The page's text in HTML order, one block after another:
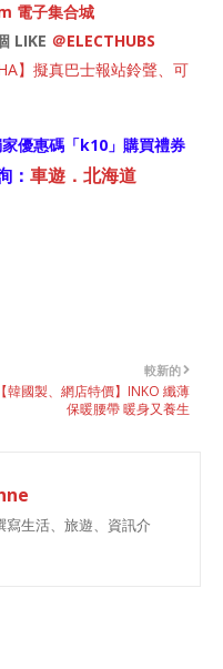
電子集合城
LIKE ＠ELECTHUBS
】擬真巴士報站鈴聲、可
優惠碼「k10 」購買禮券
： 車遊．北海道
較新的
【韓國製、網店特價】INKO 纖薄
保暖腰帶 暖身又養生
寫生活、旅遊、資訊介